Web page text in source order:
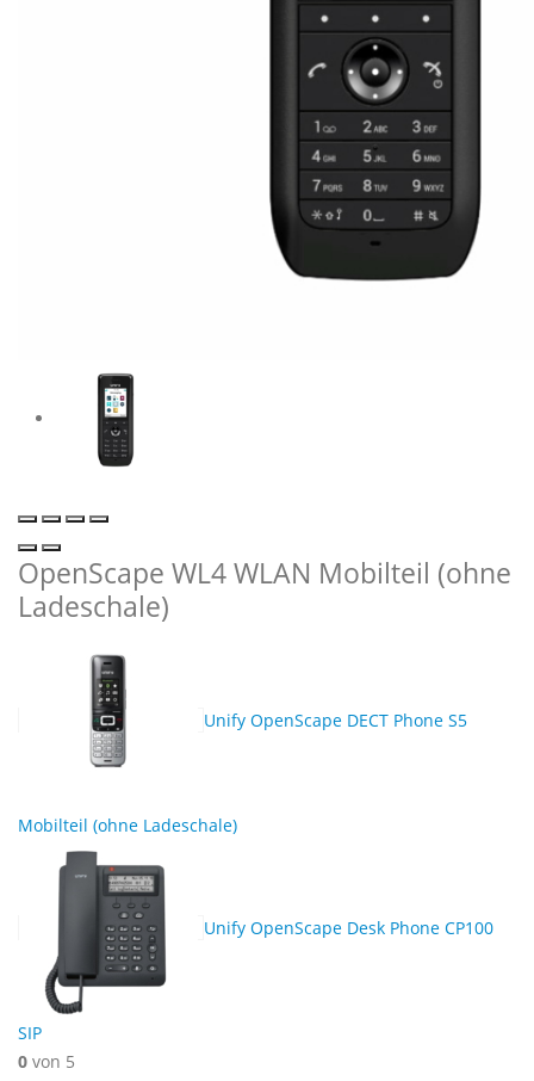
OpenScape WL4 WLAN Mobilteil (ohne
Ladeschale)
Unify OpenScape DECT Phone S5
Mobilteil (ohne Ladeschale)
Unify OpenScape Desk Phone CP100
SIP
0 von 5